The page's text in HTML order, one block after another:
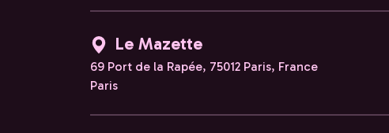
Le Mazette
69 Port de la Rapée, 75012 Paris, France
Paris